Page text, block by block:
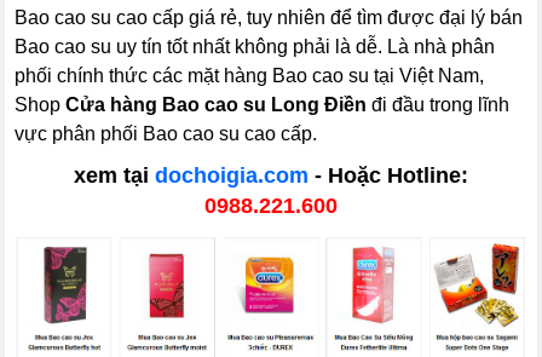
Bao cao su cao cấp giá rẻ, tuy nhiên để tìm được đại lý bán
Bao cao su uy tín tốt nhất không phải là dễ. Là nhà phân
phối chính thức các mặt hàng Bao cao su tại Việt Nam,
ShopCửa hàng Bao cao su Long Điền đi đầu trong lĩnh
vực phân phối Bao cao su cao cấp.
xem tại dochoigia.com - Hoặc Hotline:
0988.221.600